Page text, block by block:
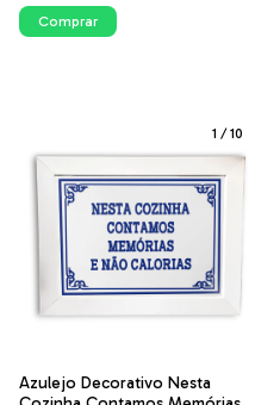
Comprar
1 /10
Azulejo Decorativo Nesta